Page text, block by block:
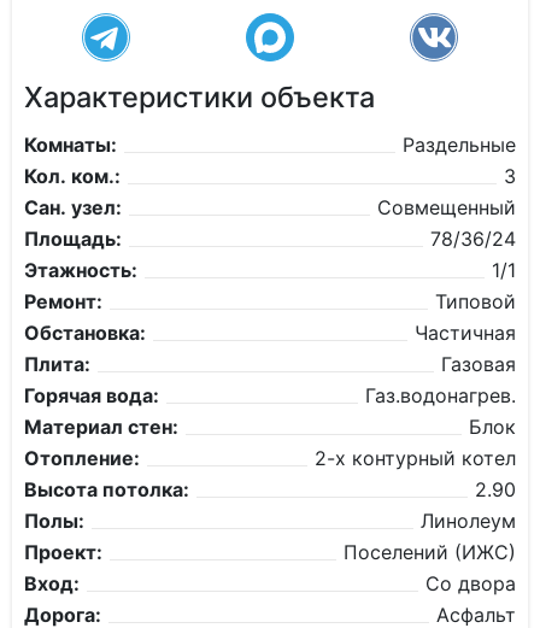
Характеристики объекта
Комнаты:
Раздельные
Кол. ком.:
3
Сан. узел:
Совмещенный
Площадь:
78/36/24
Этажность:
1/1
Ремонт:
Типовой
Обстановка:
Частичная
Плита:
Газовая
Горячая вода:
Газ.водонагрев.
Материал стен:
Блок
Отопление:
2-х контурный котел
Высота потолка:
2.90
Полы:
Линолеум
Проект:
Поселений (ИЖС)
Вход:
Со двора
Дорога:
Асфальт